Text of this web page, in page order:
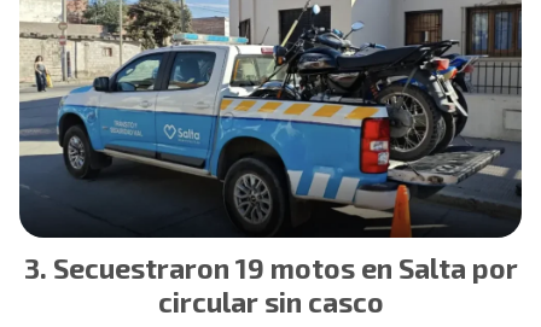
Secuestraron 19 motos en Salta por
circular sin casco